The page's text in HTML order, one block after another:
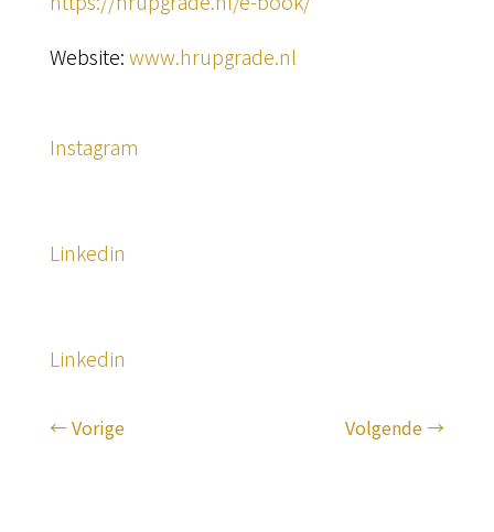
Website:www.hrupgrade.nl
Instagram
Linkedin
Linkedin
←Vorige Volgende→